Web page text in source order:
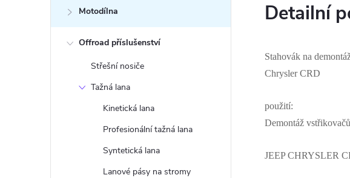
Motodílna
Offroad příslušenství
Střešní nosiče
Tažná lana
Kinetická lana
Profesionální tažná lana
Syntetická lana
Lanové pásy na stromy
Detailní
Stahovák na
Chrysler CRD
použití:
Demontáž
JEEP CHRYSLER